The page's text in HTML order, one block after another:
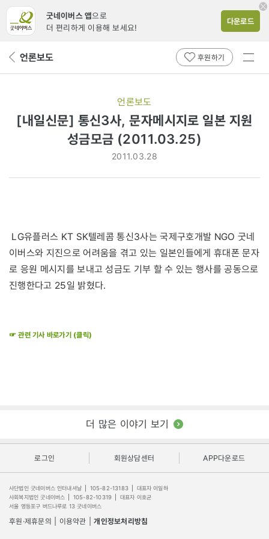
굿네이버스 앱으로
더 편리하게 이용해 보세요!
다운로드
뒤 언론보도 후원하기
전체
언론보도
[내일신문] 통신3사, 문자메시지로 일본 지원
성금모금 (2011.03.25)
2011.03.28
LG유플러스 KT SK텔레콤 통신3사는 국제구호개발 NGO 굿네
이버스와 지진으로 어려움을 겪고 있는 일본인들에게 휴대폰 문자
로 응원 메시지를 보내고 성금도 기부 할 수 있는 행사를 공동으로
진행한다고 25일 밝혔다.
☞ 관련 기사 바로가기 (클릭)
더 많은 이야기 보기
로그인 회원상담센터 APP다운로드
사단법인 굿네이버스 인터내셔날 105-82-13183
대표자 이일하
사회복지법인 굿네이버스
105-82-10319
대표자 이호균
서울 영등포구 버드나루로 13 굿네이버스
후원·제휴문의 이용약관 개인정보처리방침